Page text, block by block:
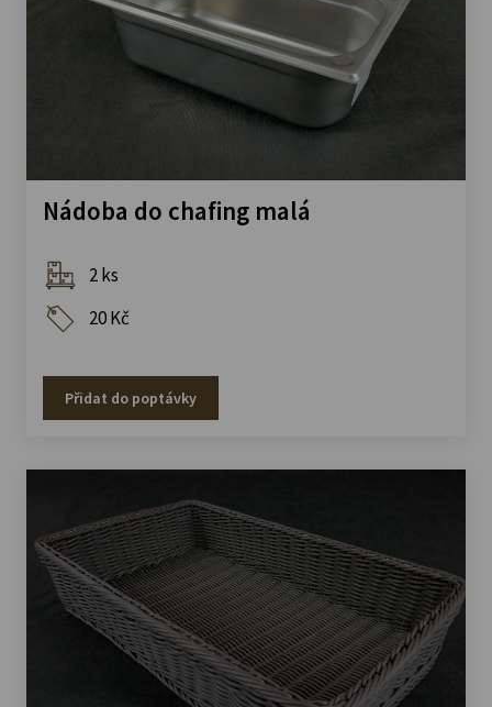
Nádoba do chafing malá
2 ks
20 Kč
Přidat do poptávky